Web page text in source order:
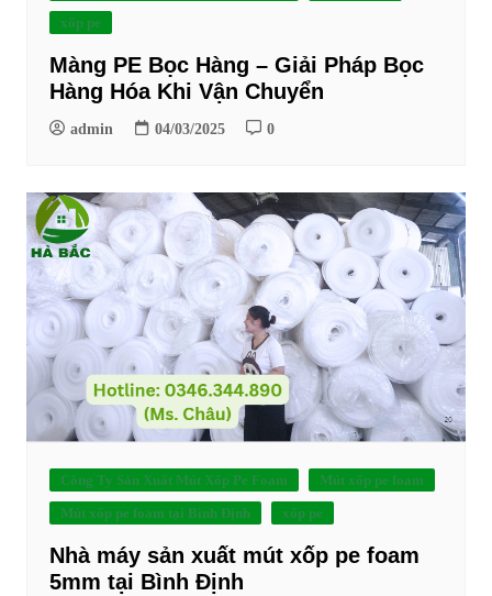
xốp pe
Màng PE Bọc Hàng – Giải Pháp Bọc
Hàng Hóa Khi Vận Chuyển
admin 04/03/2025 0
Công Ty Sản Xuất Mút Xốp Pe Foam
Mút xốp pe foam
Mút xốp pe foam tại Bình Định
xốp pe
Nhà máy sản xuất mút xốp pe foam
5mm tại Bình Định